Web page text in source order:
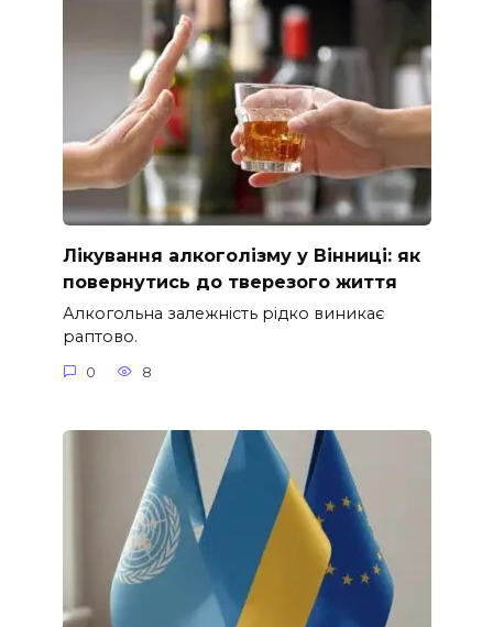
Лікування алкоголізму у Вінниці: як
повернутись до тверезого життя
Алкогольна залежність рідко виникає
раптово.
0 8